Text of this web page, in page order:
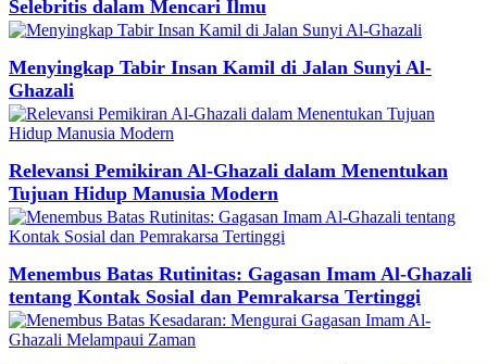
Selebritis dalam Mencari Ilmu
Menyingkap Tabir Insan Kamil di Jalan Sunyi Al-
Ghazali
Relevansi Pemikiran Al-Ghazali dalam Menentukan
Tujuan Hidup Manusia Modern
Menembus Batas Rutinitas: Gagasan Imam Al-Ghazali
tentang Kontak Sosial dan Pemrakarsa Tertinggi